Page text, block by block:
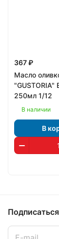
367 ₽
Масло
"GUSTORIA"
250мл 1/12
В наличии
В
Подписаться